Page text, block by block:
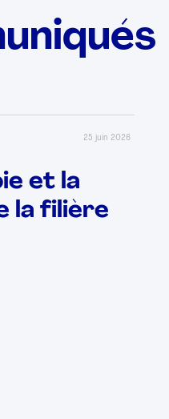
25 juin 2026
et la
la filière